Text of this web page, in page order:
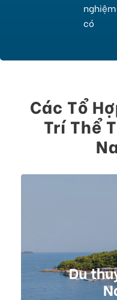
có
Các Tổ
Trí Thể
Du